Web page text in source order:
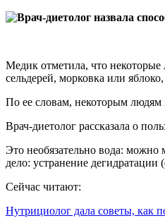
Медик отметила, что
сельдерей, морковка или
По ее словам, некоторым людям
Врач-диетолог рассказала о
Это необязательно вода: можно
дело: устранение дегидратации
Сейчас читают:
Нутрициолог дала советы, как